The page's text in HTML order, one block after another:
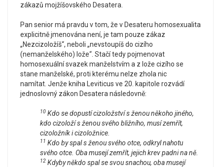
zákazů mojžíšovského Desatera.
Pan senior má pravdu v tom, že v Desateru homosexualita
explicitně jmenována není, je tam pouze zákaz
„Nezcizoložíš“, neboli „nevstoupíš do cizího
(nemanželského) lože“. Stačí tedy pojmenovat
homosexuální svazek manželstvím a z lože cizího se
stane manželské, proti kterému nelze zhola nic
namítat. Jenže kniha Leviticus ve 20. kapitole rozvádí
jednoslovný zákon Desatera následovně:
10 Kdo se dopustí cizoložství s ženou někoho jiného,
kdo cizoloží s ženou svého bližního, musí zemřít,
cizoložník i cizoložnice.
11 Kdo by spal s ženou svého otce, odkryl nahotu
svého otce. Oba musejí zemřít, jejich krev padni na ně.
12 Kdyby někdo spal se svou snachou, oba musejí